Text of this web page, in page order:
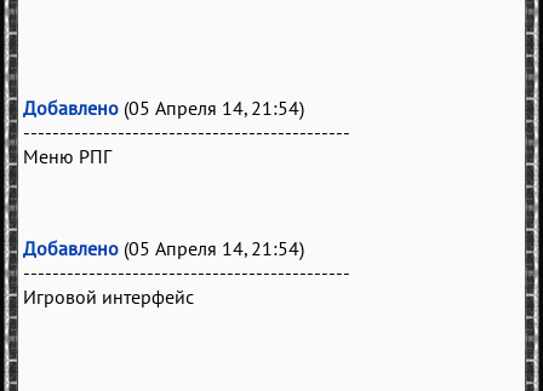
Добавлено (05 Апреля 14, 21:54)
---------------------------------------------
Меню РПГ
Добавлено (05 Апреля 14, 21:54)
---------------------------------------------
Игровой интерфейс